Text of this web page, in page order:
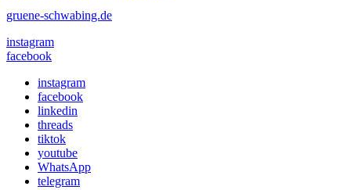
gruene-schwabing.de
instagram
facebook
instagram
facebook
linkedin
threads
tiktok
youtube
WhatsApp
telegram